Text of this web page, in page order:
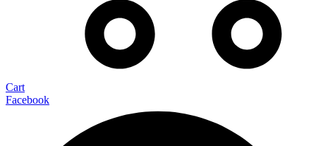
Cart
Facebook